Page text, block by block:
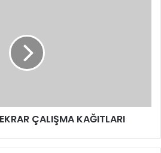
ÇALIŞMA KAĞITLARI